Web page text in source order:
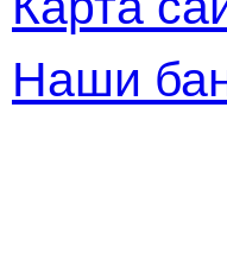
Наши